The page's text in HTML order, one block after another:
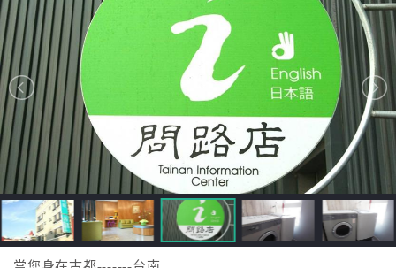
台
灣
訂
房
直
接
跟
飯
店
訂